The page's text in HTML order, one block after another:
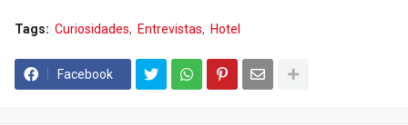
Tags: Curiosidades Entrevistas Hotel
Facebook